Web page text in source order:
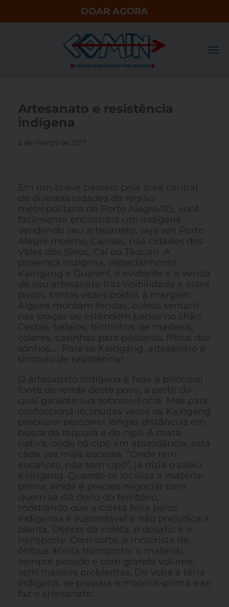
DOAR AGORA
Artesanato e resistência
indígena
2 de março de 2017
Em um breve passeio pela área central
de diversas cidades da região
metropolitana de Porto Alegre/RS, você
facilmente encontrará um indígena
vendendo seu artesanato, seja em Porto
Alegre mesmo, Canoas, nas cidades dos
Vales dos Sinos, Caí ou Taquari. A
presença indígena, especialmente
Kaingang e Guarani, é evidente e a venda
de seu artesanato traz visibilidade a estes
povos, tantas vezes postos à margem.
Alguns montam tendas, outros sentam
nas praças ou estendem panos no chão.
Cestas, balaios, bichinhos de madeira,
colares, casinhas para pássaros, filtros dos
sonhos… Para os Kaingang, artesanato é
símbolo de resistência!
O artesanato indígena é hoje a principal
fonte de renda deste povo, a partir do
qual garante sua sobrevivência. Mas para
confeccioná-lo, muitas vezes os Kaingang
precisam percorrer longas distâncias em
busca da taquara e do cipó. A mata
nativa, onde há cipó em abundância, está
cada vez mais escassa. “Onde tem
eucalipto, não tem cipó”, já dizia o sábio
Kaingang. Quando se localiza a matéria-
prima, ainda é preciso negociar com
quem se diz dono do território,
mostrando que a coleta feita pelos
indígenas é sustentável e não prejudica a
planta. Depois da coleta, o desafio é o
transporte. Com sorte, o motorista do
ônibus aceita transportar o material,
sempre pesado e com grande volume,
sem maiores problemas. De volta à terra
indígena, se prepara a matéria-prima e se
faz o artesanato.